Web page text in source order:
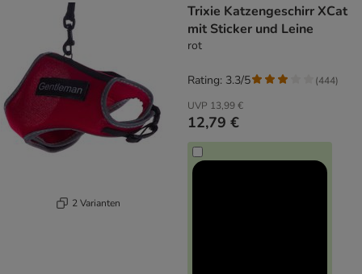
2 Varianten
Trixie Katzengeschirr XCat
mit Sticker und Leine
rot
UVP 13,99 €
12,79 €
Rating: 3.3/5 (444)